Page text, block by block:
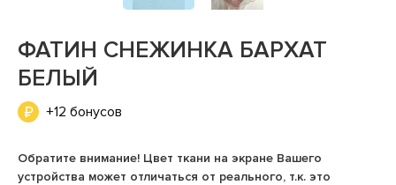
ФАТИН СНЕЖИНКА БАРХАТ
БЕЛЫЙ
+12 бонусов
Обратите внимание! Цвет ткани на экране Вашего
устройства может отличаться от реального, т.к. это